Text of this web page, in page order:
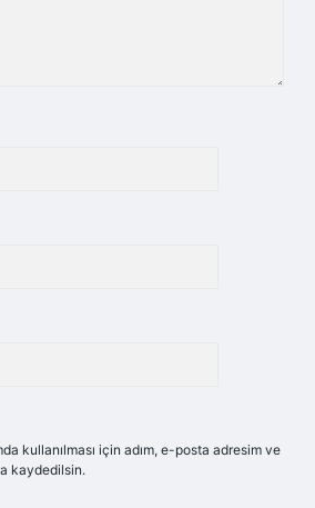
kullanılması için adım, e-posta adresim ve
kaydedilsin.